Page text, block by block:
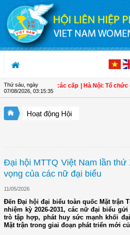
Truy cập nội dung luôn
Thứ sáu, ngày
07/08/2026, 03:15:37
bộ Hội các cấp | Hà Nội: Tổ chức quán
Hoạt động Hội
Đại hội MTTQ Việt Nam lần thứ
vọng của các nữ đại biểu
11/05/2026
Đến Đại hội đại biểu toàn quốc Mặt trận
nhiệm kỳ 2026-2031, các nữ đại biểu
trò tập hợp, phát huy sức mạnh khối
Mặt trận trong giai đoạn phát triển mới